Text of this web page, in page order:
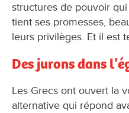
structures de pouvoir
tient ses promesses,
leurs privilèges. Et il est
Des jurons dans
Les Grecs ont ouvert la
alternative qui répond